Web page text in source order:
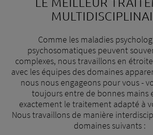
Comme les maladies
psychosomatiques peuvent
complexes, nous travaillons en
avec les équipes des domaines
nous nous engageons pour vous -
toujours entre de bonnes mains
exactement le traitement adapté à
Nous travaillons de manière
domaines suivants :